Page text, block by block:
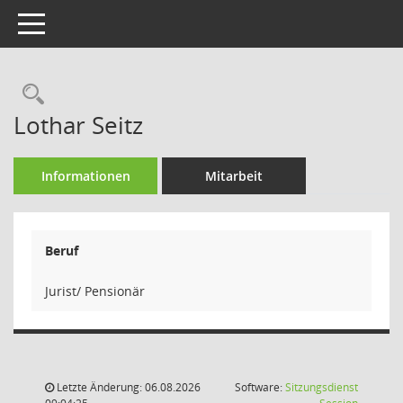
Toggle navigation
Rechercheauswahl
Lothar Seitz
Informationen Mitarbeit
Beruf
Jurist/ Pensionär
Letzte Änderung: 06.08.2026
Software:Sitzungsdienst